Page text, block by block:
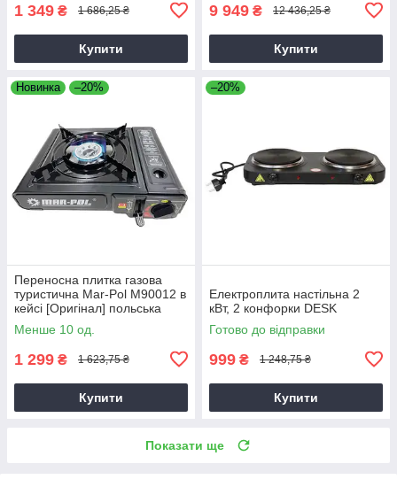
1 349 ₴ 1 686,25 ₴
Купити
9 949 ₴ 12 436,25 ₴
Купити
Новинка –20%
Переносна плитка газова
туристична Mar-Pol M90012 в
кейсі [Оригінал] польська
Менше 10 од.
1 299 ₴ 1 623,75 ₴
Купити
–20%
Електроплита настільна 2
кВт, 2 конфорки DESK
Готово до відправки
999 ₴ 1 248,75 ₴
Купити
Показати ще